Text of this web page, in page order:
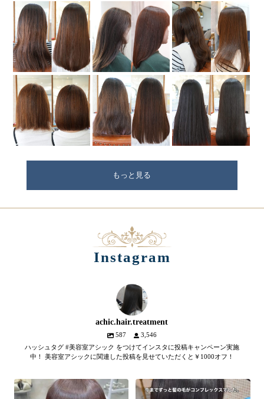
もっと見る
Instagram
achic.hair.treatment
587
3,546
ハッシュタグ #美容室アシック をつけてインスタに投稿キャンペーン実施
中！ 美容室アシックに関連した投稿を見せていただくと￥1000オフ！